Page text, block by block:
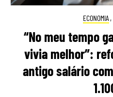
ECONOMIA ,
“No meu tempo
vivia melhor”:
antigo salário